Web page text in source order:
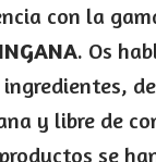
con la
. Os
y libre de
se